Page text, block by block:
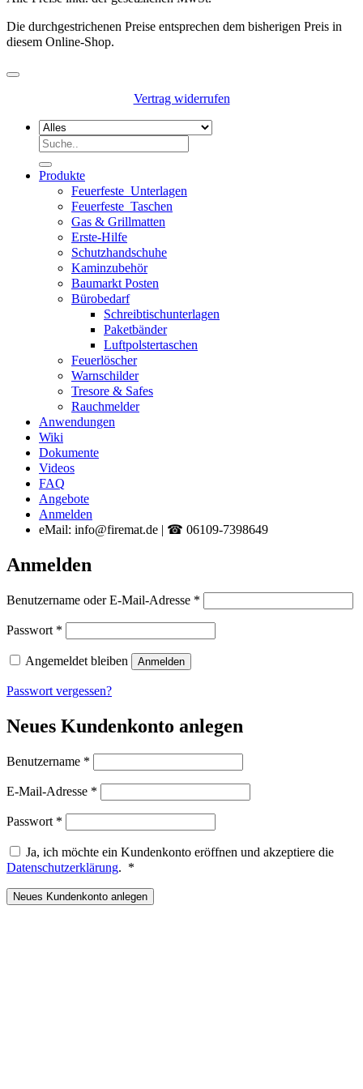
Die durchgestrichenen Preise entsprechen dem bisherigen Preis in
diesem Online-Shop.
Vertrag widerrufen
Suchen
Produkte
Feuerfeste_Unterlagen
Feuerfeste_Taschen
Gas & Grillmatten
Erste-Hilfe
Schutzhandschuhe
Kaminzubehör
Baumarkt Posten
Bürobedarf
Schreibtischunterlagen
Paketbänder
Luftpolstertaschen
Feuerlöscher
Warnschilder
Tresore & Safes
Rauchmelder
Anwendungen
Wiki
Dokumente
Videos
FAQ
Angebote
Anmelden
eMail: info@firemat.de | ☎ 06109-7398649
Anmelden
Benutzername oder E-Mail-Adresse *
Passwort *
Angemeldet bleiben Anmelden
Passwort vergessen?
Neues Kundenkonto anlegen
Benutzername *
E-Mail-Adresse *
Passwort *
Ja, ich möchte ein Kundenkonto eröffnen und akzeptiere die
Datenschutzerklärung. *
Neues Kundenkonto anlegen